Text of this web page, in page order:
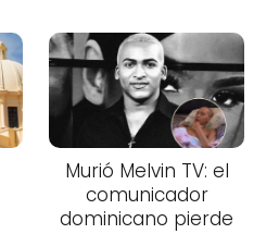
Murió Melvin TV: el
comunicador
dominicano pierde